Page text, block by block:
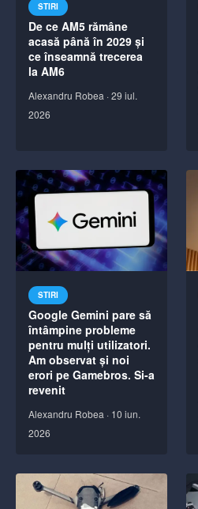
STIRI
De ce AM5 rămâne
acasă până în 2029 și
ce înseamnă trecerea
la AM6
Alexandru Robea ·29 iul.
2026
STIRI
Google Gemini pare să
întâmpine probleme
pentru mulți utilizatori.
Am observat și noi
erori pe Gamebros. Si-a
revenit
Alexandru Robea · 10 iun.
2026